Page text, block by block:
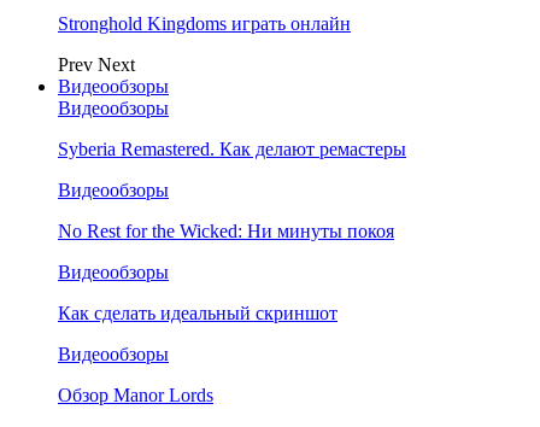
Stronghold Kingdoms играть онлайн
Prev Next
Видеообзоры
Видеообзоры
Syberia Remastered. Как делают ремастеры
Видеообзоры
No Rest for the Wicked: Ни минуты покоя
Видеообзоры
Как сделать идеальный скриншот
Видеообзоры
Обзор Manor Lords